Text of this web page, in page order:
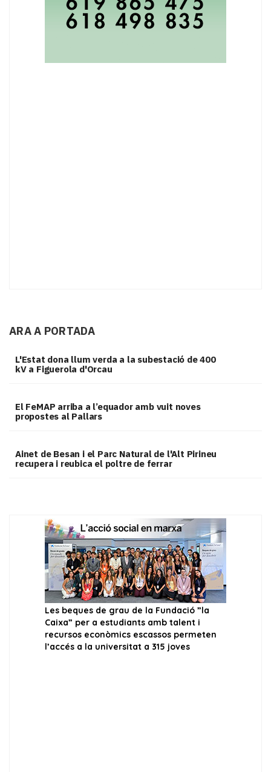
ARA A PORTADA
L'Estat dona llum verda a la subestació de 400
kV a Figuerola d'Orcau
El FeMAP arriba a l’equador amb vuit noves
propostes al Pallars
Ainet de Besan i el Parc Natural de l'Alt Pirineu
recupera i reubica el poltre de ferrar